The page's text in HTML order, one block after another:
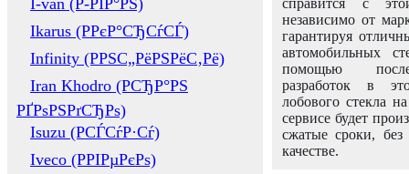
I-van (Р-РІР°РЅ)
Ikarus (РРєР°СЂСѓСЃ)
Infinity (РРЅС„РёРЅРёС‚Рё)
Iran Khodro (РСЂР°РЅ
РҐРѕРЅРґСЂРѕ)
Isuzu (РСЃСѓР·Сѓ)
Iveco (РРІРµРєРѕ)
справится с
независимо от
гарантируя
автомобильных
помощью
разработок в
лобового стекла
сервисе будет
сжатые сроки,
качестве.